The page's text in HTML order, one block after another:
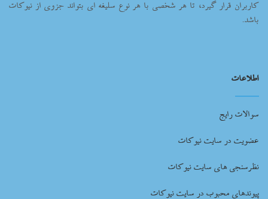
کاربران قرار گیرد، تا هر شخصی با هر نوع سلیغه ای بتواند جزوی از نیوکات
باشد.
اطلاعات
سوالات رایج
عضویت در سایت نیوکات
نظرسنجی های سایت نیوکات
پیوندهای محبوب در سایت نیوکات